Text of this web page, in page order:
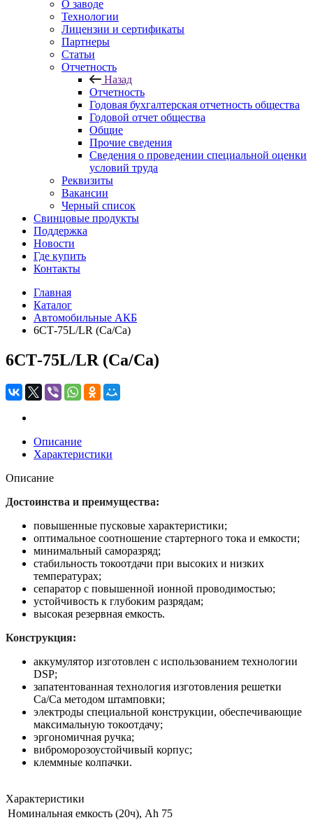
О заводе
Технологии
Лицензии и сертификаты
Партнеры
Статьи
Отчетность
Назад
Отчетность
Годовая бухгалтерская отчетность общества
Годовой отчет общества
Общие
Прочие сведения
Сведения о проведении специальной оценки
условий труда
Реквизиты
Вакансии
Черный список
Свинцовые продукты
Поддержка
Новости
Где купить
Контакты
Главная
Каталог
Автомобильные АКБ
6СТ-75L/LR (Ca/Ca)
6СТ-75L/LR (Ca/Ca)
Описание
Характеристики
Описание
Достоинства и преимущества:
повышенные пусковые характеристики;
оптимальное соотношение стартерного тока и емкости;
минимальный саморазряд;
стабильность токоотдачи при высоких и низких
температурах;
сепаратор с повышенной ионной проводимостью;
устойчивость к глубоким разрядам;
высокая резервная емкость.
Конструкция:
аккумулятор изготовлен с использованием технологии
DSP;
запатентованная технология изготовления решетки
Ca/Ca методом штамповки;
электроды специальной конструкции, обеспечивающие
максимальную токоотдачу;
эргономичная ручка;
виброморозоустойчивый корпус;
клеммные колпачки.
Характеристики
Номинальная емкость (20ч), Ah 75